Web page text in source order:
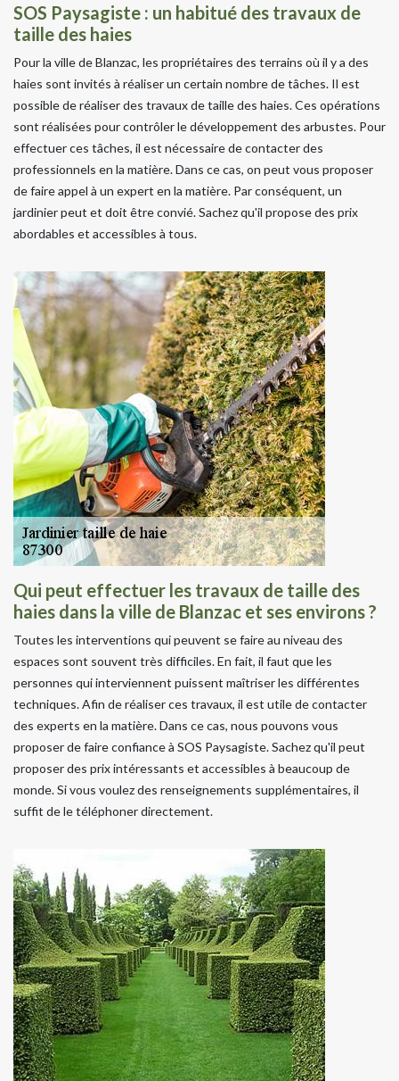
SOS Paysagiste : un habitué des travaux de
taille des haies
Pour la ville de Blanzac, les propriétaires des terrains où il y a des
haies sont invités à réaliser un certain nombre de tâches. Il est
possible de réaliser des travaux de taille des haies. Ces opérations
sont réalisées pour contrôler le développement des arbustes. Pour
effectuer ces tâches, il est nécessaire de contacter des
professionnels en la matière. Dans ce cas, on peut vous proposer
de faire appel à un expert en la matière. Par conséquent, un
jardinier peut et doit être convié. Sachez qu'il propose des prix
abordables et accessibles à tous.
Qui peut effectuer les travaux de taille des
haies dans la ville de Blanzac et ses environs ?
Toutes les interventions qui peuvent se faire au niveau des
espaces sont souvent très difficiles. En fait, il faut que les
personnes qui interviennent puissent maîtriser les différentes
techniques. Afin de réaliser ces travaux, il est utile de contacter
des experts en la matière. Dans ce cas, nous pouvons vous
proposer de faire confiance à SOS Paysagiste. Sachez qu'il peut
proposer des prix intéressants et accessibles à beaucoup de
monde. Si vous voulez des renseignements supplémentaires, il
suffit de le téléphoner directement.